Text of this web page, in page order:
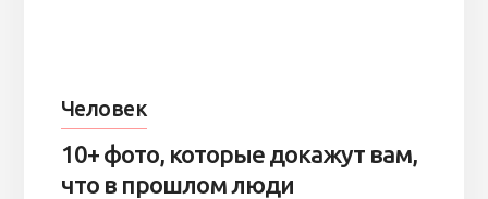
Человек
10+ фото, которые докажут вам,
что в прошлом люди